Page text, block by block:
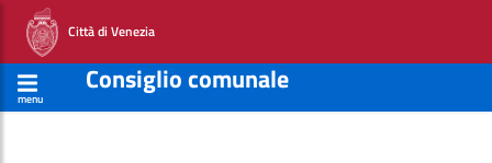
Città di Venezia
menu
Consiglio comunale